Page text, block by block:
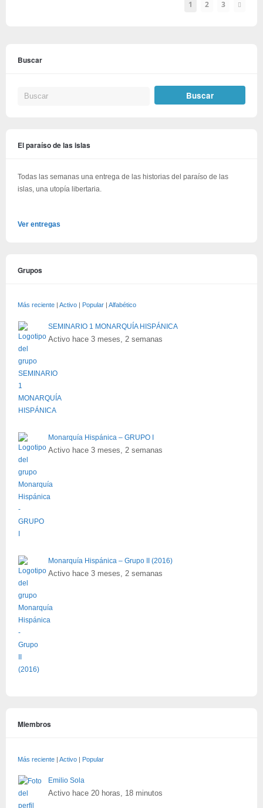
1 2 3
Buscar
El paraíso de las islas
Todas las semanas una entrega de las historias del paraíso de las
islas, una utopía libertaria.
Ver entregas
Grupos
Más reciente Activo Popular Alfabético
SEMINARIO 1 MONARQUÍA HISPÁNICA
Activo hace 3 meses, 2 semanas
Monarquía Hispánica – GRUPO I
Activo hace 3 meses, 2 semanas
Monarquía Hispánica – Grupo II (2016)
Activo hace 3 meses, 2 semanas
Miembros
Más reciente | Activo | Popular
Emilio Sola
Activo hace 20 horas, 18 minutos